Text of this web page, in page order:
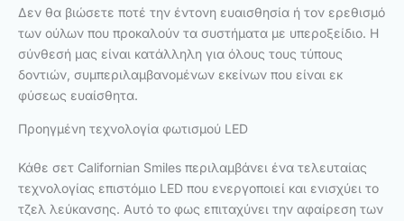
Δεν θα βιώσετε ποτέ την έντονη ευαισθησία ή τον ερεθισμό
των ούλων που προκαλούν τα συστήματα με υπεροξείδιο. Η
σύνθεσή μας είναι κατάλληλη για όλους τους τύπους
δοντιών, συμπεριλαμβανομένων εκείνων που είναι εκ
φύσεως ευαίσθητα.
Προηγμένη τεχνολογία φωτισμού LED
Κάθε σετ Californian Smiles περιλαμβάνει ένα τελευταίας
τεχνολογίας επιστόμιο LED που ενεργοποιεί και ενισχύει το
τζελ λεύκανσης. Αυτό το φως επιταχύνει την αφαίρεση των